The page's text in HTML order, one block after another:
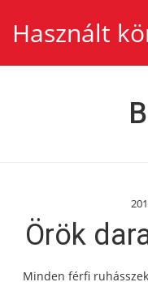
Használt
Örök
Minden férfi